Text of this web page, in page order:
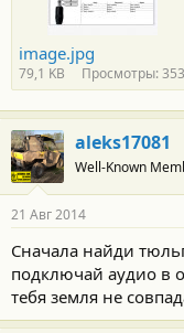
image.jpg
79,1 KB Просмотры: 353
aleks17081
Well-Known
21 Авг 2014
Сначала найди
подключай аудио в
тебя земля не